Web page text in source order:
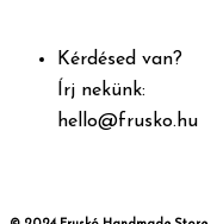
Kérdésed van?
Írj nekünk:
hello@frusko.hu